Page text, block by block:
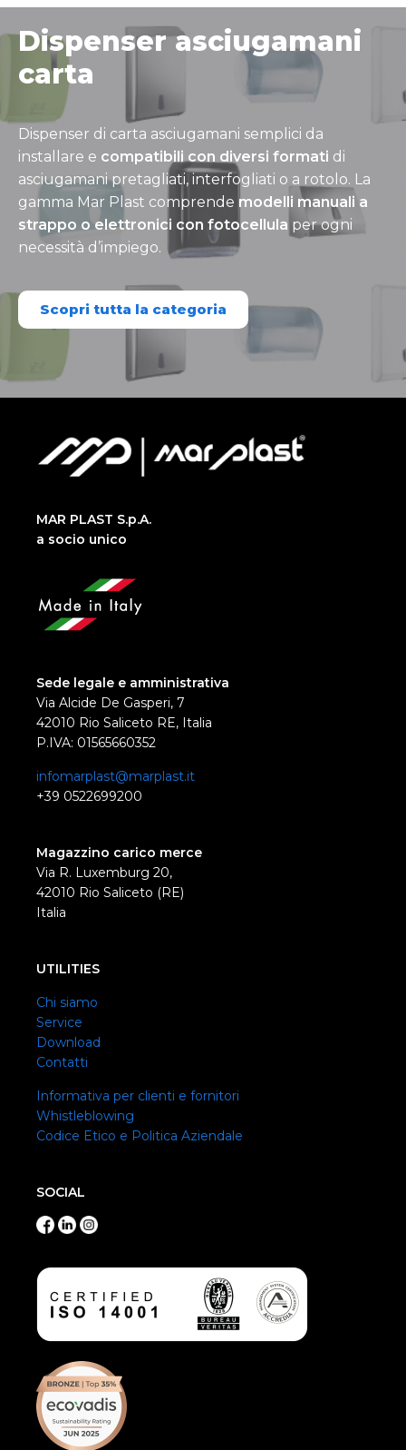
Dispenser asciugamani
carta
Dispenser di carta asciugamani semplici da
installare e compatibili con diversi formati di
asciugamani pretagliati, interfogliati o a rotolo. La
gamma Mar Plast comprende modelli manuali a
strappo o elettronici con fotocellula per ogni
necessità d’impiego.
Scopri tutta la categoria
MAR PLAST S.p.A.
a socio unico
Sede legale e amministrativa
Via Alcide De Gasperi, 7
42010 Rio Saliceto RE, Italia
P.IVA: 01565660352
infomarplast@marplast.it
+39 0522699200
Magazzino carico merce
Via R. Luxemburg 20,
42010 Rio Saliceto (RE)
Italia
UTILITIES
Chi siamo
Service
Download
Contatti
Informativa per clienti e fornitori
Whistleblowing
Codice Etico e Politica Aziendale
SOCIAL